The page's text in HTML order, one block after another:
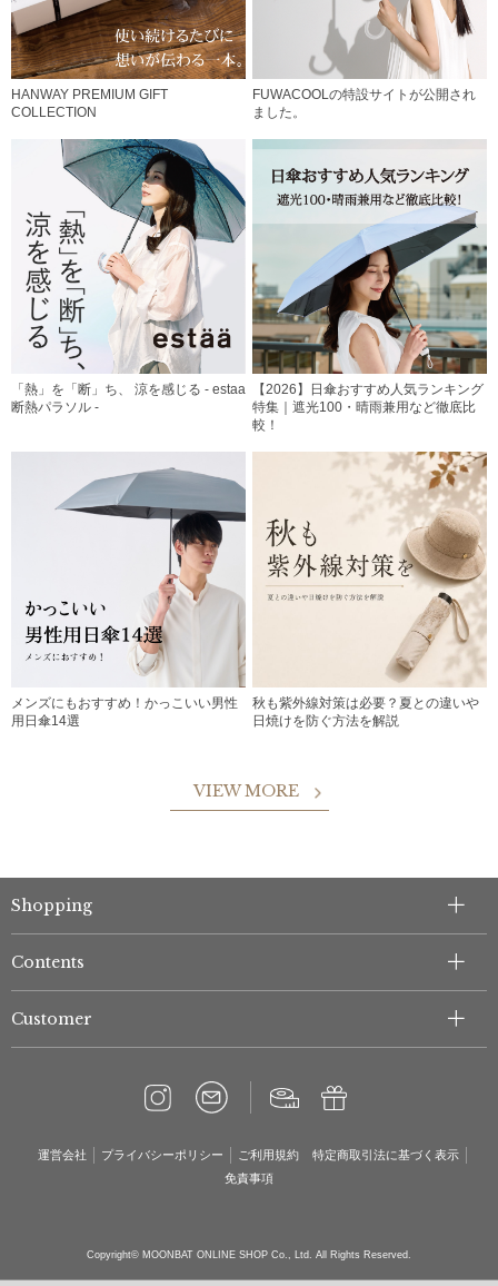
HANWAY PREMIUM GIFT
COLLECTION
FUWACOOLの特設サイトが公開され
ました。
「熱」を「断」ち、 涼を感じる - estaa
断熱パラソル -
【2026】日傘おすすめ人気ランキング
特集｜遮光100・晴雨兼用など徹底比
較！
メンズにもおすすめ！かっこいい男性
用日傘14選
秋も紫外線対策は必要？夏との違いや
日焼けを防ぐ方法を解説
VIEW MORE
Shopping
Contents
Customer
運営会社 プライバシーポリシー ご利用規約
特定商取引法に基づく表示
免責事項
Copyright© MOONBAT ONLINE SHOP Co., Ltd. All Rights Reserved.